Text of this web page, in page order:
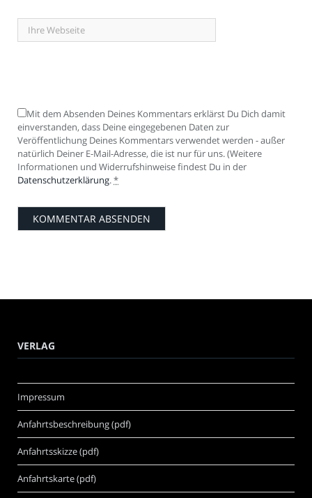
Mit dem Absenden Deines Kommentars erklärst Du Dich damit
einverstanden, dass Deine eingegebenen Daten zur
Veröffentlichung Deines Kommentars verwendet werden - außer
natürlich Deiner E-Mail-Adresse, die ist nur für uns. (Weitere
Informationen und Widerrufshinweise findest Du in der
Datenschutzerklärung.*
VERLAG
Impressum
Anfahrtsbeschreibung (pdf)
Anfahrtsskizze (pdf)
Anfahrtskarte (pdf)